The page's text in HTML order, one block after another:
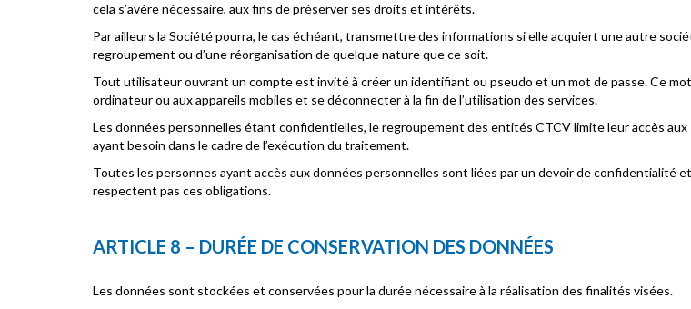
cela s’avère nécessaire, aux fins de préserver ses droits et intérêts.
Par ailleurs la Société pourra, le cas échéant, transmettre des informations si elle acquiert une autre
regroupement ou d’une réorganisation de quelque nature que ce soit.
Tout utilisateur ouvrant un compte est invité à créer un identifiant ou pseudo et un mot de passe. Ce
ordinateur ou aux appareils mobiles et se déconnecter à la fin de l’utilisation des services.
Les données personnelles étant confidentielles, le regroupement des entités CTCV limite leur accès
ayant besoin dans le cadre de l’exécution du traitement.
Toutes les personnes ayant accès aux données personnelles sont liées par un devoir de confidentialité
respectent pas ces obligations.
ARTICLE 8 – DURÉE DE CONSERVATION DES DONNÉES
Les données sont stockées et conservées pour la durée nécessaire à la réalisation des finalités visées.